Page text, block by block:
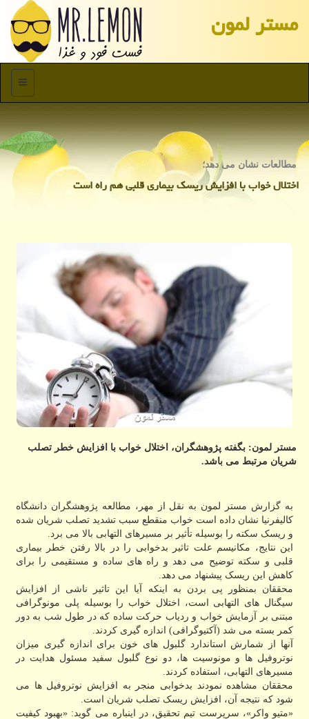
مستر لمون
منو
مطالعات نشان می دهد؛
اختلال خواب با افزایش ریسك بیماری قلبی هم راه است
مستر لمون: بگفته پژوهشگران، اختلال خواب با افزایش خطر تصلب
شریان مرتبط می باشد.
به گزارش مستر لمون به نقل از مهر، مطالعه پژوهشگران دانشگاه
کالیفرنیا نشان داده است خواب منقطع سبب تشدید تصلب شریان شده
و ریسک سکته را بوسیله تأثیر بر مسیرهای التهابی بالا می برد.
این نتایج، مکانیسم علت تاثیر بدخوابی را در بالا رفتن خطر بیماری
قلبی و سکته توضیح می دهد و راه های ساده و مستقیمی را برای
کاهش این ریسک پیشنهاد می دهد.
محققان بمنظور پی بردن به اینکه آیا این تاثیر ناشی از افزایش
سیگنال های التهابی است، اختلال خواب را بوسیله پلی مونوگرافی
مبتنی بر آزمایش خواب و ردیاب حرکت ساده که در طول شب به دور
کمر بسته می شد (آکتیوگرافی) اندازه گیری کردند.
آنها از شمارش استاندارد گلبول های خون برای اندازه گیری میزان
نوتروفیل ها و مونوسیت ها، دو نوع گلبول سفید مسئول هدایت در
مسیرهای التهابی، استفاده کردند.
محققان مشاهده نمودند بدخوابی منجر به افزایش نوتروفیل ها می
شود که نتیجه آن، افزایش ریسک تصلب شریان است.
«متیو واکر»، سرپرست تیم تحقیق، در اینباره می گوید: «بهبود کیفیت